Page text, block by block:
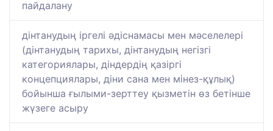
пайдалану
дінтанудың іргелі әдіснамасы мен мәселелері
(дінтанудың тарихы, дінтанудың негізгі
категориялары, діндердің қазіргі
концепциялары, діни сана мен мінез-құлық)
бойынша ғылыми-зерттеу қызметін өз бетінше
жүзеге асыру